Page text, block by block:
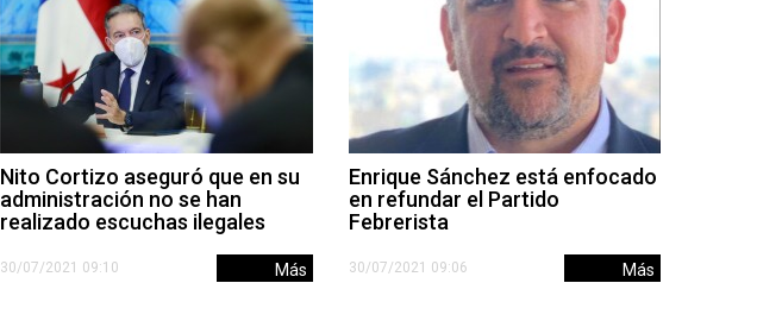
Nito Cortizo aseguró que en su
administración no se han
realizado escuchas ilegales
30/07/2021 09:10 Más
Enrique Sánchez está enfocado
en refundar el Partido
Febrerista
30/07/2021 09:06 Más